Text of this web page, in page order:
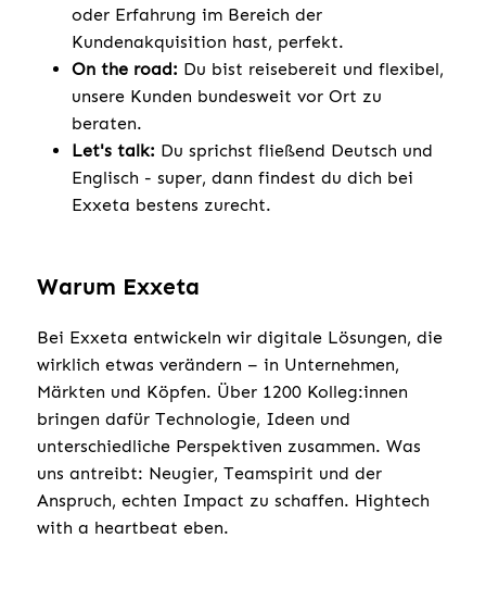
oder Erfahrung im Bereich der
Kundenakquisition hast, perfekt.
On the road: Du bist reisebereit und flexibel,
unsere Kunden bundesweit vor Ort zu
beraten.
Let's talk: Du sprichst fließend Deutsch und
Englisch - super, dann findest du dich bei
Exxeta bestens zurecht.
Warum Exxeta
Bei Exxeta entwickeln wir digitale Lösungen, die
wirklich etwas verändern – in Unternehmen,
Märkten und Köpfen. Über 1200 Kolleg:innen
bringen dafür Technologie, Ideen und
unterschiedliche Perspektiven zusammen. Was
uns antreibt: Neugier, Teamspirit und der
Anspruch, echten Impact zu schaffen. Hightech
with a heartbeat eben.